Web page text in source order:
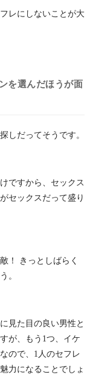
レにしないことが大
を選んだほうが面
しだってそうです。
ですから、セックス
セックスだって盛り
！ きっとしばらく
。
見た目の良い男性と
が、もう1つ、イケ
ので、1人のセフレ
力になることでしょ